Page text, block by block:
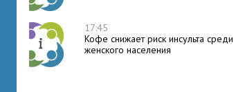
17:45
Кофе снижает риск инсульта среди
женского населения